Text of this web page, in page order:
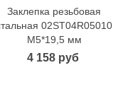
Заклепка резьбовая
02ST04R05010
М5*19,5 мм
4 158 руб